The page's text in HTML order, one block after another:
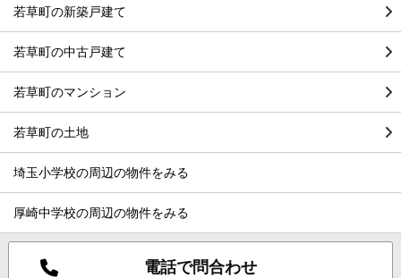
若草町の新築戸建て
若草町の中古戸建て
若草町のマンション
若草町の土地
埼玉小学校の周辺の物件をみる
厚崎中学校の周辺の物件をみる
電話で問合わせ